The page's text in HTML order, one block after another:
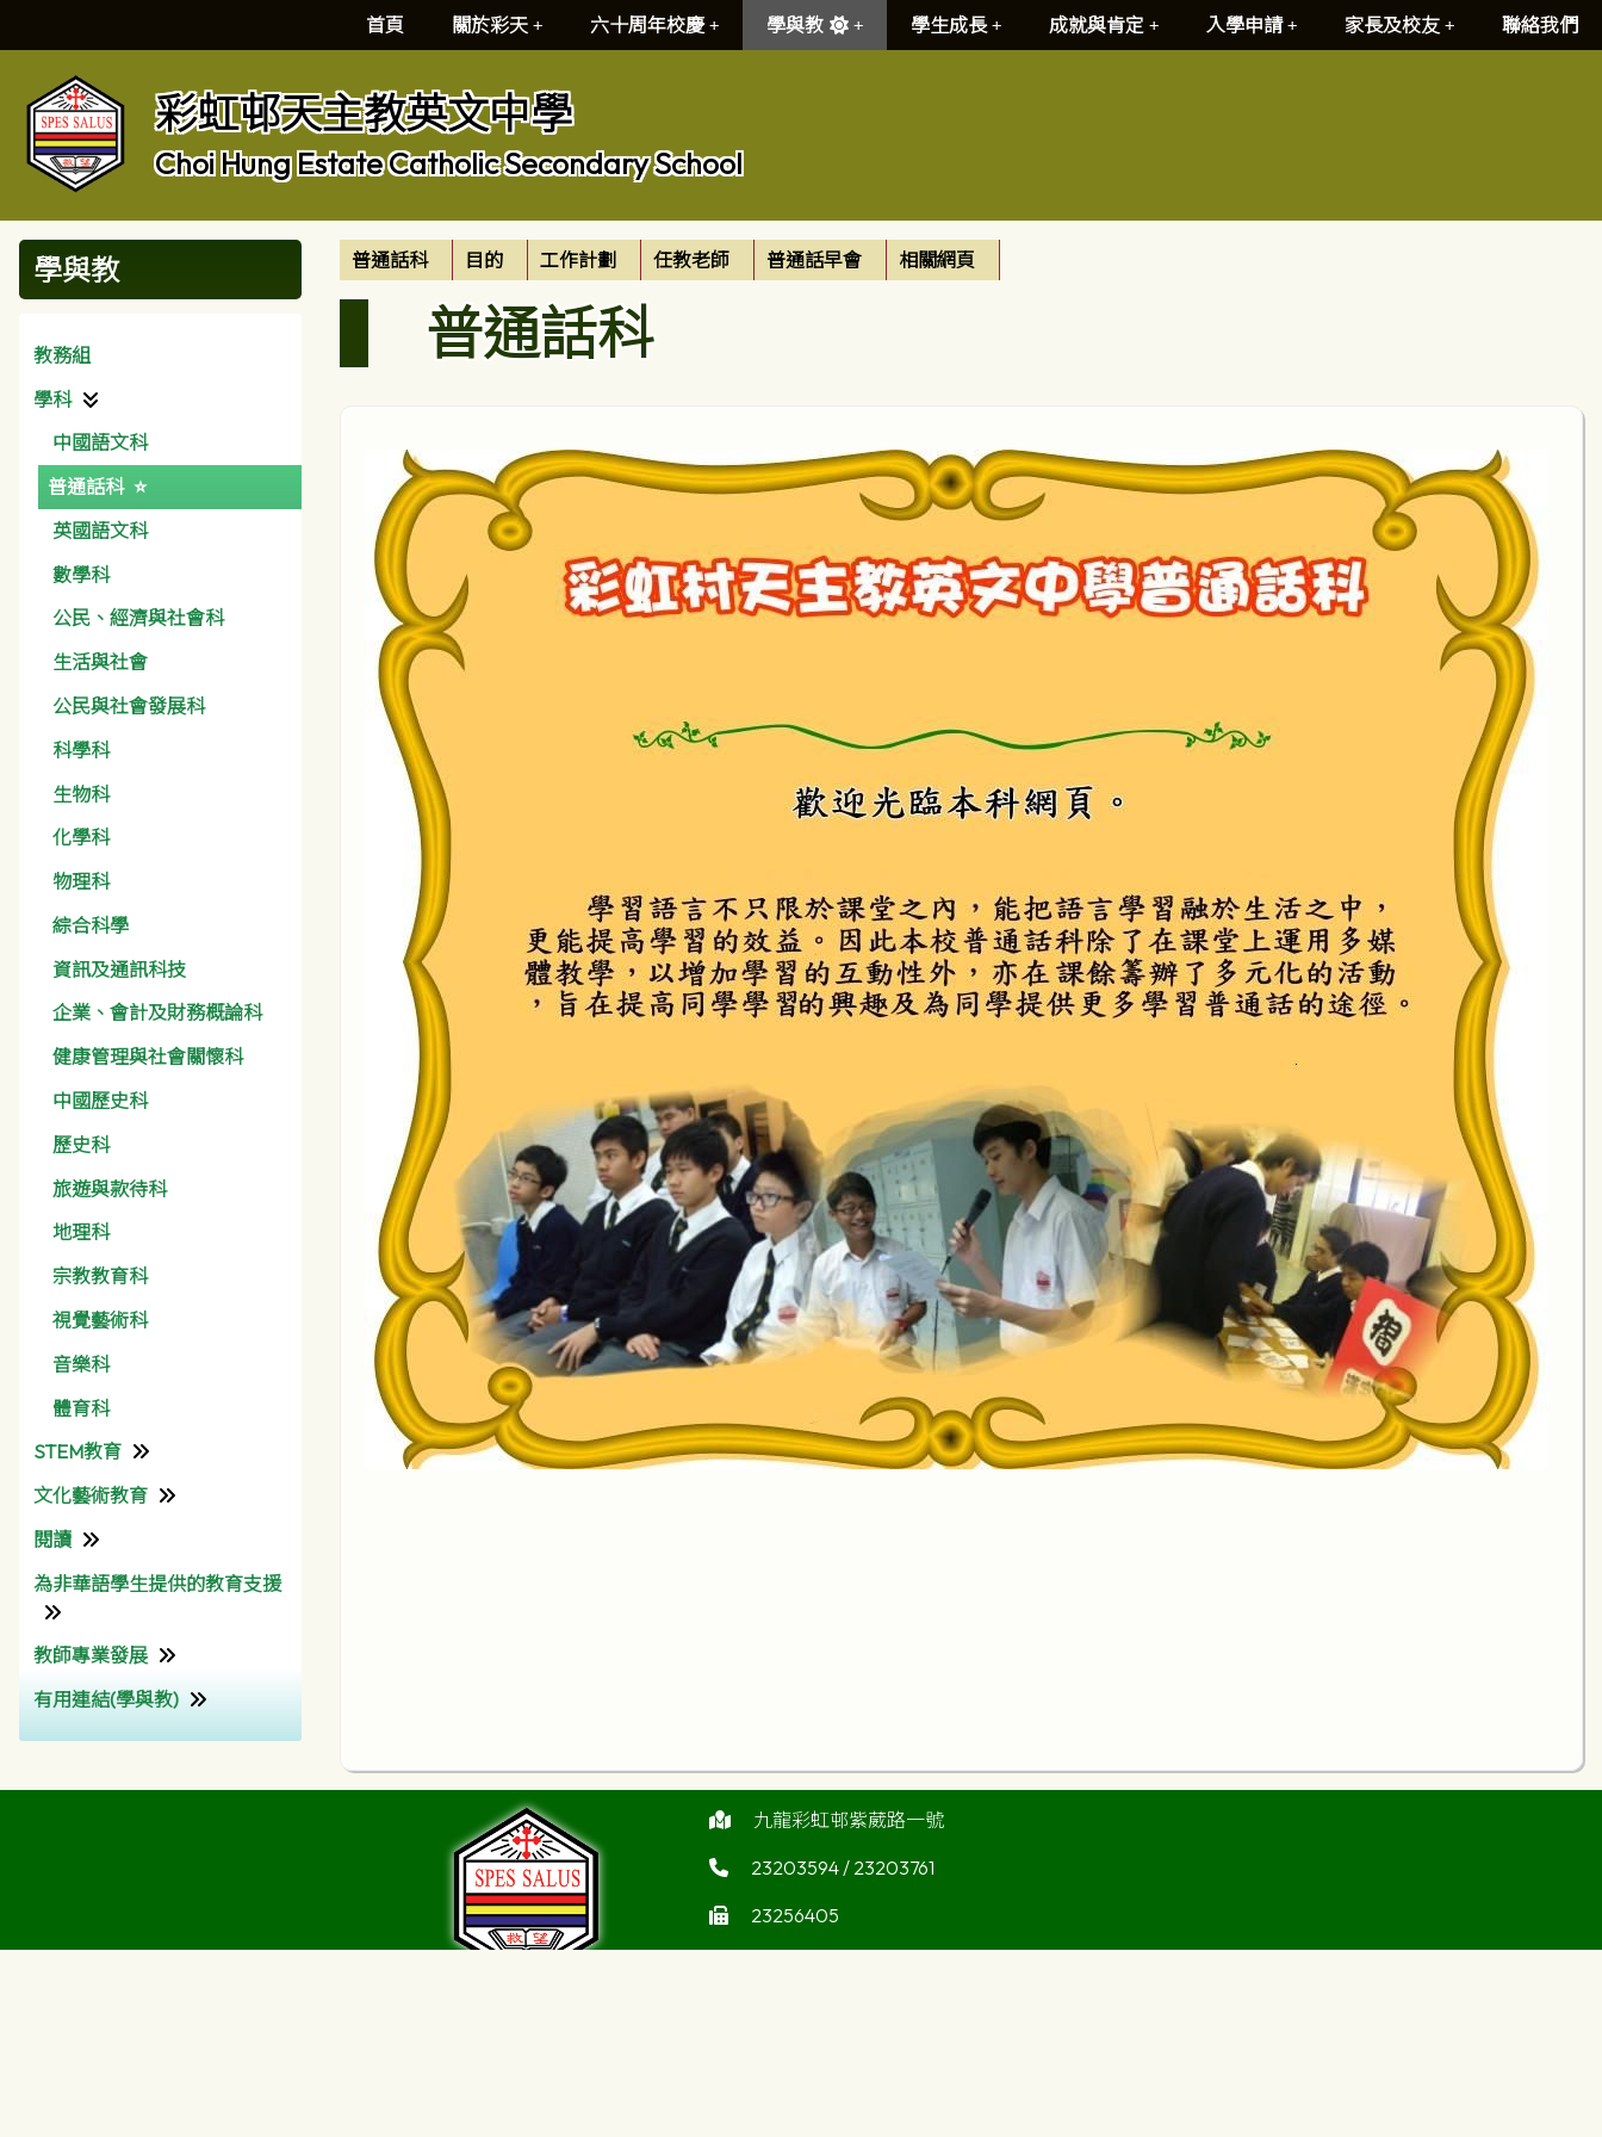
首頁 關於彩天 六十周年校慶 學與教 學生成長 成就與肯定 入學申請 家長及校友 聯絡我們
彩虹邨天主教英文中學
Choi Hung Estate Catholic Secondary School
學與教
教務組
學科
中國語文科
普通話科
英國語文科
數學科
公民、經濟與社會科
生活與社會
公民與社會發展科
科學科
生物科
化學科
物理科
綜合科學
資訊及通訊科技
企業、會計及財務概論科
健康管理與社會關懷科
中國歷史科
歷史科
旅遊與款待科
地理科
宗教教育科
視覺藝術科
音樂科
體育科
STEM教育
資訊科技組
文化藝術教育
彩天文化藝術月
閱讀
圖書館
為非華語學生提供的教育支援
為非華語學生提供的教育支
援學校支援摘要 (Non-
Chinese Speaking School
Support Summary)
教師專業發展
教師專業發展組
有用連結(學與教)
香港考試及評核局
香港教育城 (HKedCity)
普通話科 目的 工作計劃 任教老師 普通話早會 相關網頁
普通話科
九龍彩虹邨紫葳路一號
23203594 / 23203761
23256405